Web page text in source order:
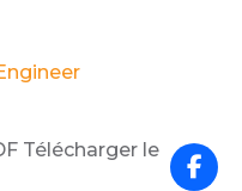
Télécharger le